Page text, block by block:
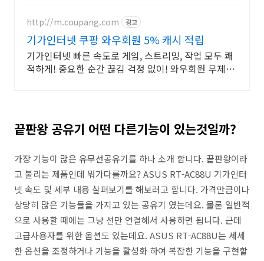
http://m.coupang.com 광고
기가인터넷 쿠팡 와우회원 5% 캐시 적립
기가인터넷 빠른 속도로 게임, 스트리밍, 작업 모두 쾌
적하게! 중요한 순간 끊김 걱정 없이! 와우회원 무제한
끝판왕 공유기 어떤 다른기능이 있는것일까?
가장 기능이 많은 유무선공유기를 하나 소개 합니다. 끝판왕이라
고 불리는 제품인데 뭐가다를까요? ASUS RT-AC88U 기가인터
넷 속도 및 세부 내용 살펴보기를 해보려고 합니다. 가격만큼이나
상당히 많은 기능들을 가지고 있는 공유기 였는데요. 물론 일반적
으로 사용할 때에는 그냥 선만 연결해서 사용하면 됩니다. 근데
고급사용자를 위한 옵션도 있는데요. ASUS RT-AC88U는 세세
한 옵션을 조정하거나 기능을 활성화 하여 복잡한 기능을 구현할